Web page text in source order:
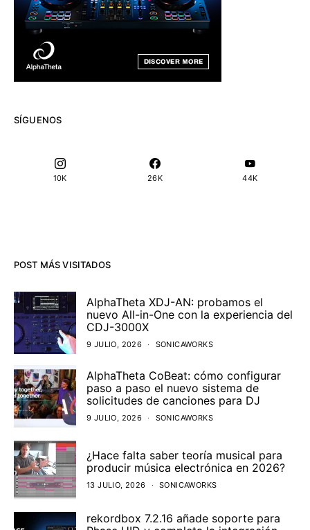
SÍGUENOS
10K 26K 44K
POST MÁS VISITADOS
AlphaTheta XDJ-AN: probamos el
nuevo All-in-One con la experiencia del
CDJ-3000X
9 JULIO, 2026 SONICAWORKS
AlphaTheta CoBeat: cómo configurar
paso a paso el nuevo sistema de
solicitudes de canciones para DJ
9 JULIO, 2026 SONICAWORKS
¿Hace falta saber teoría musical para
producir música electrónica en 2026?
13 JULIO, 2026 SONICAWORKS
rekordbox 7.2.16 añade soporte para